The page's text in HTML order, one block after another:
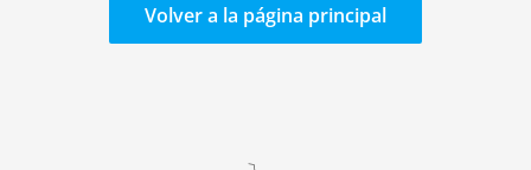
Volver a la página principal